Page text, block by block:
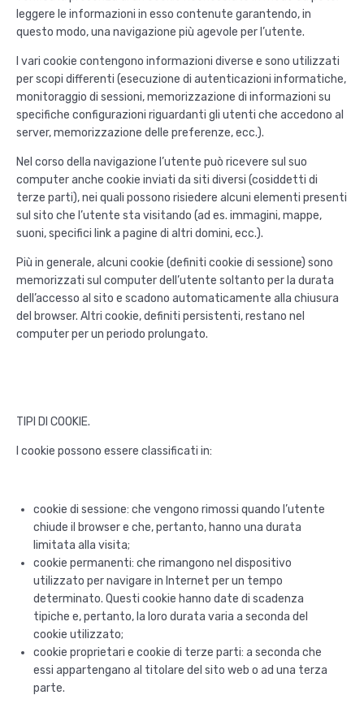
leggere le informazioni in esso contenute garantendo, in
questo modo, una navigazione più agevole per l’utente.
I vari cookie contengono informazioni diverse e sono utilizzati
per scopi differenti (esecuzione di autenticazioni informatiche,
monitoraggio di sessioni, memorizzazione di informazioni su
specifiche configurazioni riguardanti gli utenti che accedono al
server, memorizzazione delle preferenze, ecc.).
Nel corso della navigazione l’utente può ricevere sul suo
computer anche cookie inviati da siti diversi (cosiddetti di
terze parti), nei quali possono risiedere alcuni elementi presenti
sul sito che l’utente sta visitando (ad es. immagini, mappe,
suoni, specifici link a pagine di altri domini, ecc.).
Più in generale, alcuni cookie (definiti cookie di sessione) sono
memorizzati sul computer dell’utente soltanto per la durata
dell’accesso al sito e scadono automaticamente alla chiusura
del browser. Altri cookie, definiti persistenti, restano nel
computer per un periodo prolungato.
TIPI DI COOKIE.
I cookie possono essere classificati in:
cookie di sessione: che vengono rimossi quando l’utente
chiude il browser e che, pertanto, hanno una durata
limitata alla visita;
cookie permanenti: che rimangono nel dispositivo
utilizzato per navigare in Internet per un tempo
determinato. Questi cookie hanno date di scadenza
tipiche e, pertanto, la loro durata varia a seconda del
cookie utilizzato;
cookie proprietari e cookie di terze parti: a seconda che
essi appartengano al titolare del sito web o ad una terza
parte.